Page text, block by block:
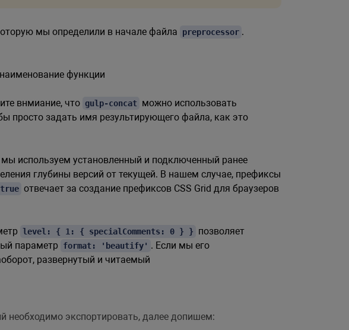
мы определили в начале файла preprocessor .
функции
внмиание, что gulp-concat можно использовать
просто задать имя результирующего файла, как это
используем установленный и подключенный ранее
глубины версий от текущей. В нашем случае, префиксы
отвечает за создание префиксов CSS Grid для браузеров
level: { 1: { specialComments: 0 } }
позволяет
параметр format: 'beautify' . Если мы его
развернутый и читаемый
необходимо экспортировать, далее допишем: